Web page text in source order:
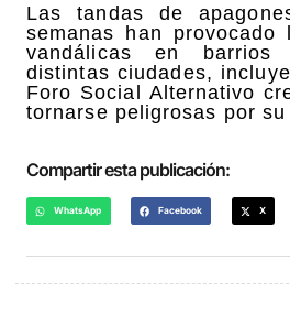
Las tandas de
semanas han
vandálicas en
distintas ciudades,
Foro Social Alternativo
tornarse peligrosas por
Compartir esta publicación:
WhatsApp Facebook X